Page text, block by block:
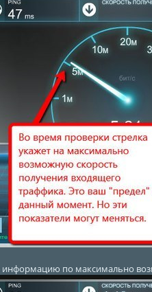
информацию по максимально